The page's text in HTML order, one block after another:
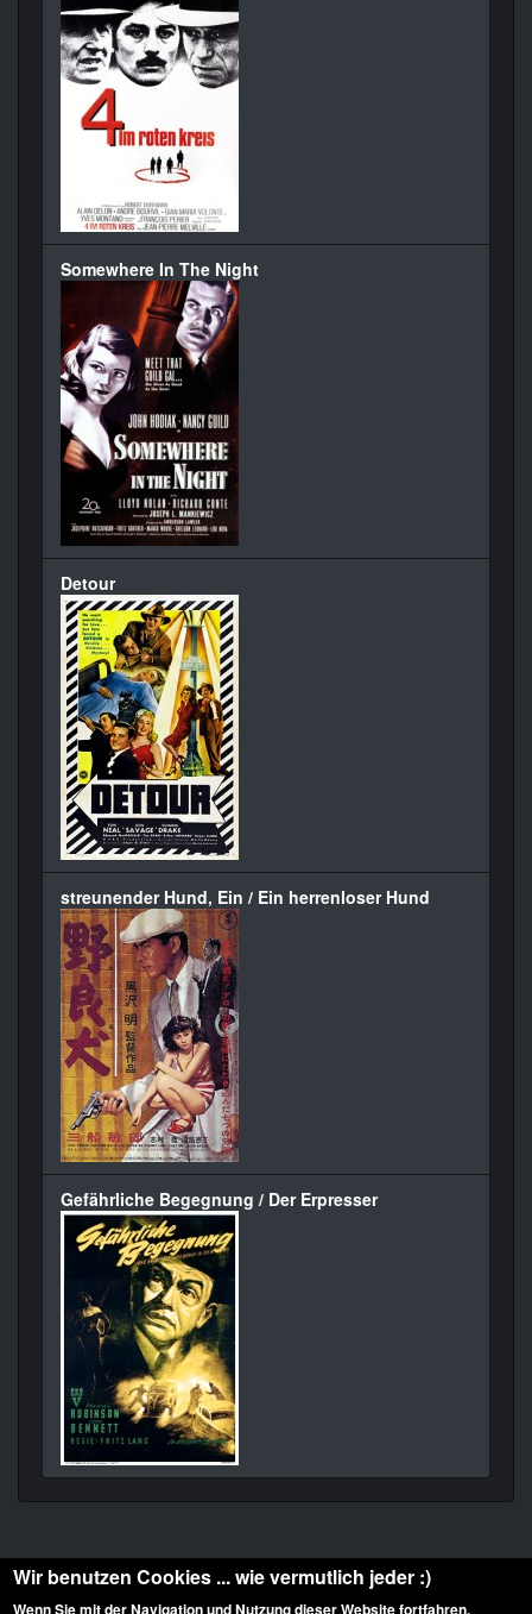
Somewhere In The Night
Detour
streunender Hund, Ein / Ein herrenloser Hund
Gefährliche Begegnung / Der Erpresser
Wir benutzen Cookies ... wie vermutlich jeder :)
Wenn Sie mit der Navigation und Nutzung dieser Website fortfahren,